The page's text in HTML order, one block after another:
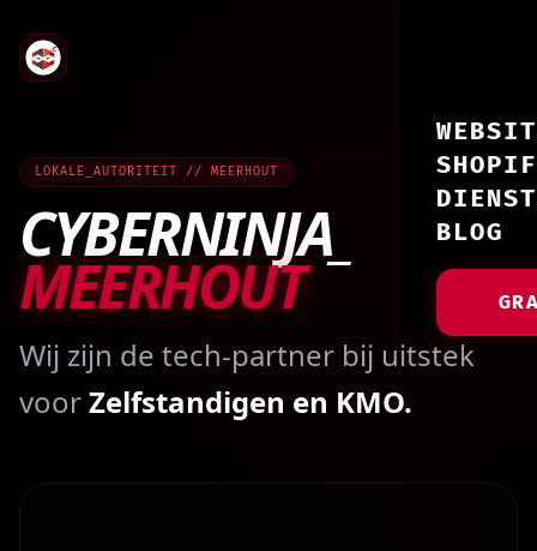
BLOG
LOKALE_AUTORITEIT // MEERHOUT
CYBERNINJA_
MEERHOUT
Wij zijn de tech-partner bij uitstek
voorZelfstandigen en KMO.